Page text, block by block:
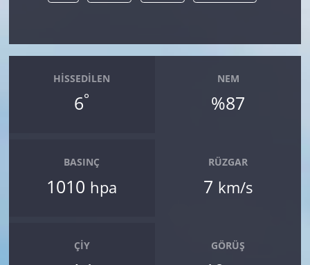
HISSEDILEN
6°
NEM
%87
BASINÇ
1010 hpa
RÜZGAR
7 km/s
ÇIY GÖRÜŞ